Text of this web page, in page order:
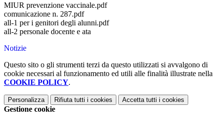
MIUR prevenzione vaccinale.pdf
comunicazione n. 287.pdf
all-1 per i genitori degli alunni.pdf
all-2 personale docente e ata
Notizie
Questo sito o gli strumenti terzi da questo utilizzati si avvalgono di
cookie necessari al funzionamento ed utili alle finalità illustrate nella
COOKIE POLICY.
Personalizza Rifiuta tutti i cookies Accetta tutti i cookies
Gestione cookie